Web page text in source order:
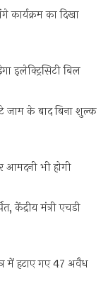
कार्यक्रम का दिखा
इलेक्ट्रिसिटी बिल
जाम के बाद बिना शुल्क
भी होगी
केंद्रीय मंत्री एचडी
में हटाए गए 47 अवैध